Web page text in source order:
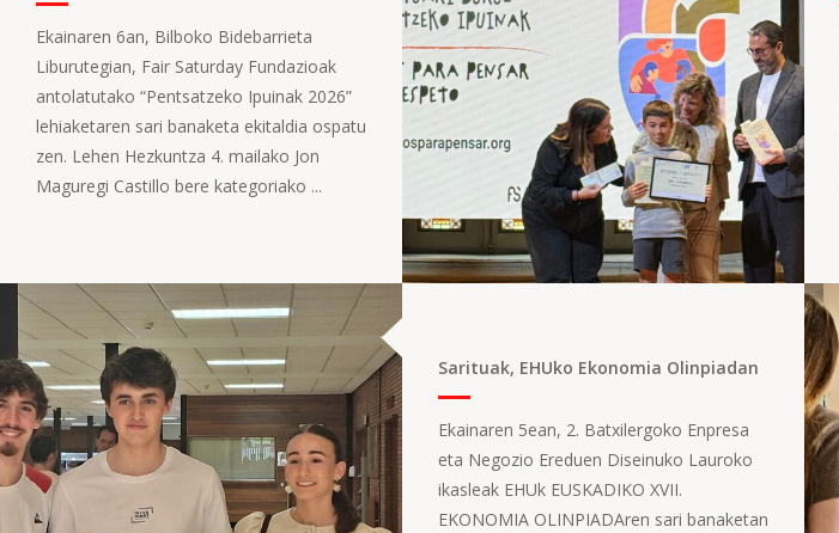
Ekainaren 6an, Bilboko Bidebarrieta
Liburutegian, Fair Saturday Fundazioak
antolatutako “Pentsatzeko Ipuinak 2026”
lehiaketaren sari banaketa ekitaldia ospatu
zen. Lehen Hezkuntza 4. mailako Jon
Maguregi Castillo bere kategoriako ...
Sarituak, EHUko Ekonomia Olinpiadan
Ekainaren 5ean, 2. Batxilergoko Enpresa
eta Negozio Ereduen Diseinuko Lauroko
ikasleak EHUk EUSKADIKO XVII.
EKONOMIA OLINPIADAren sari banaketan